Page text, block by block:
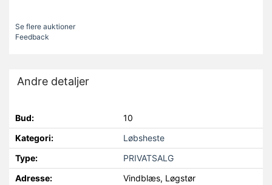
Se flere auktioner
Feedback
Andre detaljer
Bud:
10
Kategori:
Løbsheste
Type:
PRIVATSALG
Adresse:
Vindblæs, Løgstør